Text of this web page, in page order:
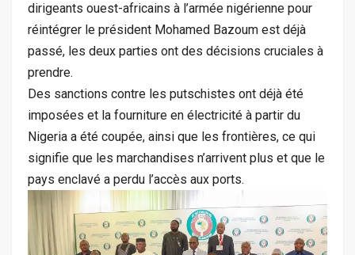
dirigeants ouest-africains à l’armée nigérienne pour
réintégrer le président Mohamed Bazoum est déjà
passé, les deux parties ont des décisions cruciales à
prendre.
Des sanctions contre les putschistes ont déjà été
imposées et la fourniture en électricité à partir du
Nigeria a été coupée, ainsi que les frontières, ce qui
signifie que les marchandises n’arrivent plus et que le
pays enclavé a perdu l’accès aux ports.